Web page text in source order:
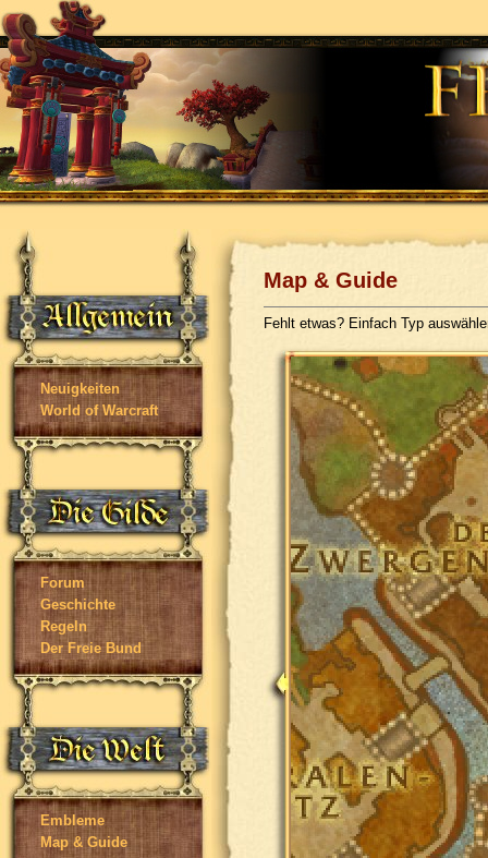
Neuigkeiten
World of Warcraft
Forum
Geschichte
Regeln
Der Freie Bund
Embleme
Map & Guide
Map & Guide
Fehlt etwas? Einfach Typ